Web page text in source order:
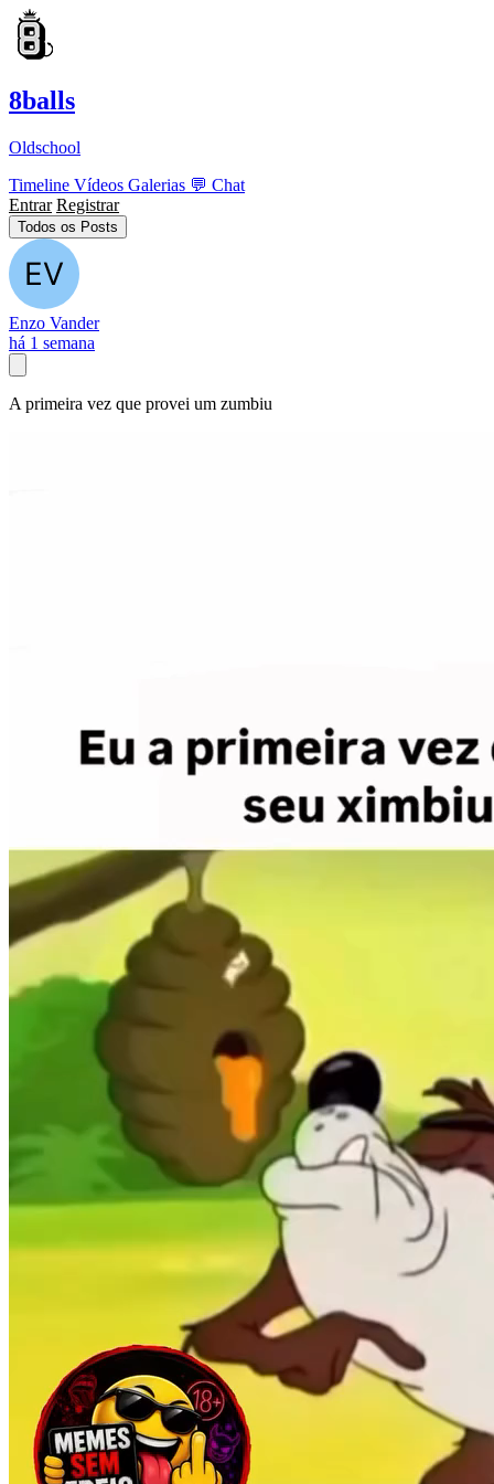
8balls
Oldschool
Timeline Vídeos Galerias 💬 Chat
Entrar Registrar
Todos os Posts
Enzo Vander
há 1 semana
A primeira vez que provei um zumbiu